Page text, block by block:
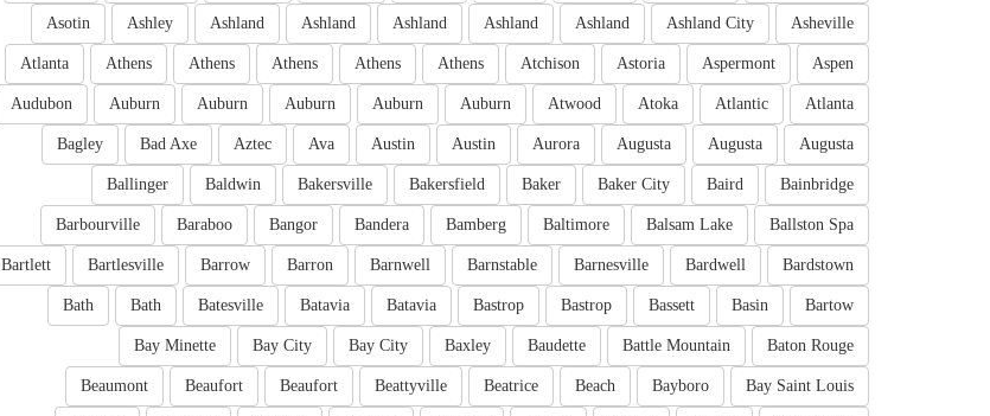
Asheville
Ashland City
Ashland
Ashland
Ashland
Ashland
Ashland
Ashley
Asotin
Aspen
Aspermont
Astoria
Atchison
Athens
Athens
Athens
Athens
Athens
Atlanta
Atlanta
Atlantic
Atoka
Atwood
Auburn
Auburn
Auburn
Auburn
Auburn
Audubon
Augusta
Augusta
Augusta
Aurora
Austin
Austin
Ava
Aztec
Bad Axe
Bagley
Bainbridge
Baird
Baker City
Baker
Bakersfield
Bakersville
Baldwin
Ballinger
Ballston Spa
Balsam Lake
Baltimore
Bamberg
Bandera
Bangor
Baraboo
Barbourville
Bardstown
Bardwell
Barnesville
Barnstable
Barnwell
Barron
Barrow
Bartlesville
Bartlett
Bartow
Basin
Bassett
Bastrop
Bastrop
Batavia
Batavia
Batesville
Bath
Bath
Baton Rouge
Battle Mountain
Baudette
Baxley
Bay City
Bay City
Bay Minette
Bay Saint Louis
Bayboro
Beach
Beatrice
Beattyville
Beaufort
Beaufort
Beaumont